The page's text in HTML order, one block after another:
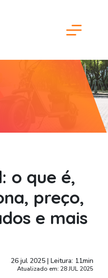
o que é,
preço,
e mais
26 jul 2025 | Leitura: 11min
Atualizado em: 28 JUL 2025